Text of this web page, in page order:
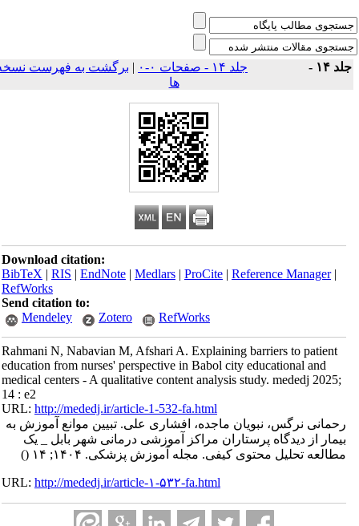
۱۴ - جلد ۱۴ - صفحات ۰-۰ | برگشت به فهرست نسخه
ها
Download citation:
BibTeX|RIS|EndNote|Medlars|ProCite|Reference Manager
RefWorks
Send citation to:
Mendeley
Zotero RefWorks
Rahmani N, Nabavian M, Afshari A. Explaining barriers to patient
education from nurses' perspective in Babol city educational and
medical centers - A qualitative content analysis study. mededj 2025;
14 : e2
URL:http://mededj.ir/article-1-532-fa.html
رحمانی نرگس، نبویان ماجده، افشاری علی. تبیین موانع آموزش به
بیمار از دیدگاه پرستاران مراکز آموزشی درمانی شهر بابل _ یک
مطالعه تحلیل محتوی کیفی. مجله آموزش پزشکی. ۱۴۰۴; ۱۴
()
URL:http://mededj.ir/article-۱-۵۳۲-fa.html